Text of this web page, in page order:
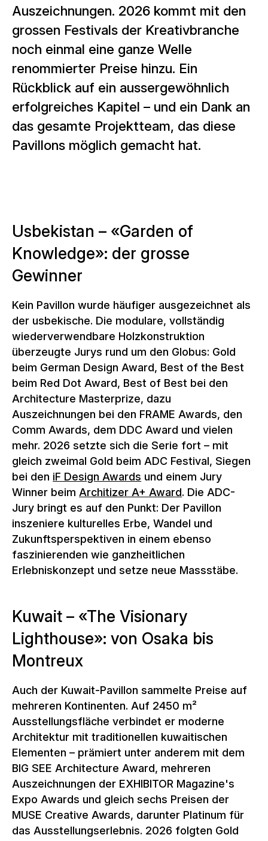
Auszeichnungen. 2026 kommt mit den
grossen Festivals der Kreativbranche
noch einmal eine ganze Welle
renommierter Preise hinzu. Ein
Rückblick auf ein aussergewöhnlich
erfolgreiches Kapitel – und ein Dank an
das gesamte Projektteam, das diese
Pavillons möglich gemacht hat.
Usbekistan – «Garden of
Knowledge»: der grosse
Gewinner
Kein Pavillon wurde häufiger ausgezeichnet als
der usbekische. Die modulare, vollständig
wiederverwendbare Holzkonstruktion
überzeugte Jurys rund um den Globus: Gold
beim German Design Award, Best of the Best
beim Red Dot Award, Best of Best bei den
Architecture Masterprize, dazu
Auszeichnungen bei den FRAME Awards, den
Comm Awards, dem DDC Award und vielen
mehr. 2026 setzte sich die Serie fort – mit
gleich zweimal Gold beim ADC Festival, Siegen
bei den iF Design Awards und einem Jury
Winner beimArchitizer A+ Award. Die ADC-
Jury bringt es auf den Punkt: Der Pavillon
inszeniere kulturelles Erbe, Wandel und
Zukunftsperspektiven in einem ebenso
faszinierenden wie ganzheitlichen
Erlebniskonzept und setze neue Massstäbe.
Kuwait – «The Visionary
Lighthouse»: von Osaka bis
Montreux
Auch der Kuwait-Pavillon sammelte Preise auf
mehreren Kontinenten. Auf 2450 m²
Ausstellungsfläche verbindet er moderne
Architektur mit traditionellen kuwaitischen
Elementen – prämiert unter anderem mit dem
BIG SEE Architecture Award, mehreren
Auszeichnungen der EXHIBITOR Magazine's
Expo Awards und gleich sechs Preisen der
MUSE Creative Awards, darunter Platinum für
das Ausstellungserlebnis. 2026 folgten Gold